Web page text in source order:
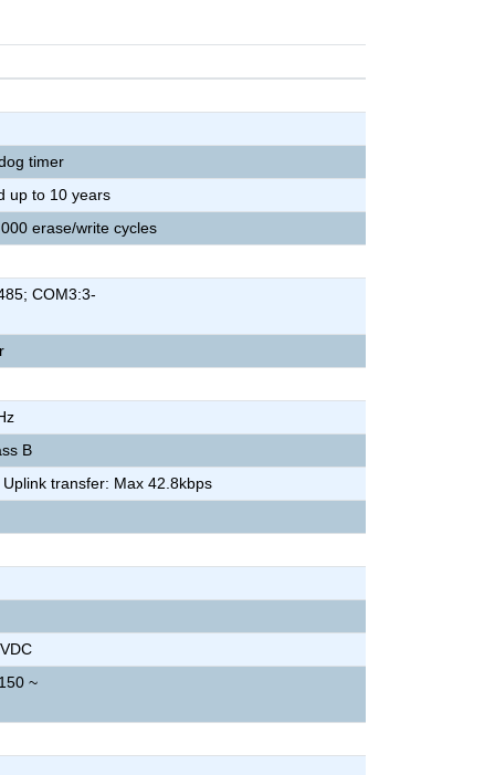
timer
up to 10 years
erase/write cycles
COM3:3-
B
transfer: Max 42.8kbps
~